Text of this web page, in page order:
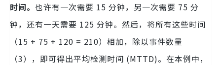
时间。 也许有一次需要 15 分钟，另一次需要 75 分
钟，还有一天需要 125 分钟。然后，将所有这些时间
（15 + 75 + 120 = 210）相加，除以事件数量
（3），即可得出平均检测时间 (MTTD)。在本例中，